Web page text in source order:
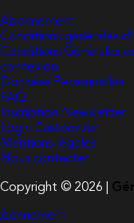
Abonnement
Conditions générales
Conditions Générales
connexion
Données Personnelles
FAQ
Inscription Newsletter
Login Customizer
Mentions légales
Nous contacter
Copyright © 2026 |